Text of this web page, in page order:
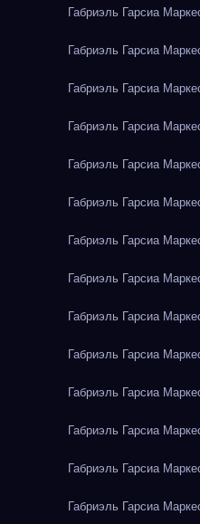
Габриэль Гарсиа
Габриэль Гарсиа
Габриэль Гарсиа
Габриэль Гарсиа
Габриэль Гарсиа
Габриэль Гарсиа
Габриэль Гарсиа
Габриэль Гарсиа
Габриэль Гарсиа
Габриэль Гарсиа
Габриэль Гарсиа
Габриэль Гарсиа
Габриэль Гарсиа
Габриэль Гарсиа